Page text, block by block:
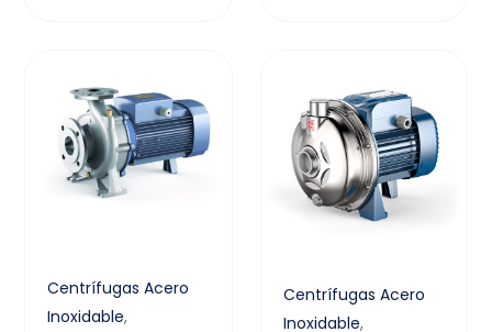
Centrífugas Acero
Inoxidable,
Centrífugas Acero
Inoxidable,